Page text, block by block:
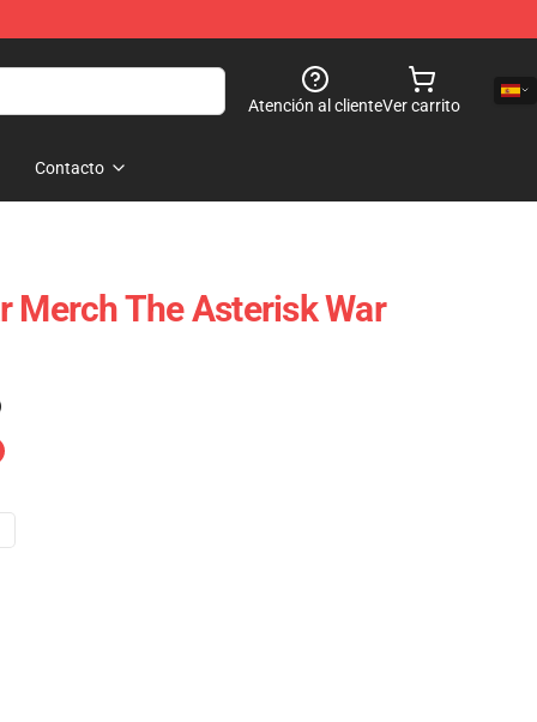
Atención al clienteVer carrito
Contacto
Merch The Asterisk War